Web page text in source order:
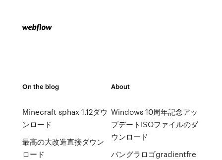
On the blog
Minecraft sphax 1.12ダウ
ンロード
最高の大改造直接ダウン
ロード
About
Windows 10周年記念アッ
プデートISOファイルのダ
ウンロード
バングラロゴgradientfre